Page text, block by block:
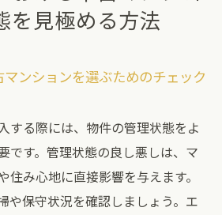
き不動産用語とその意味
動向を理解した中古マンショ
知識を基にした賢い購入判断
を見極める方法
ンションを選ぶためのチェック
する際には、物件の管理状態をよ
です。管理状態の良し悪しは、マ
住み心地に直接影響を与えます。
や保守状況を確認しましょう。エ